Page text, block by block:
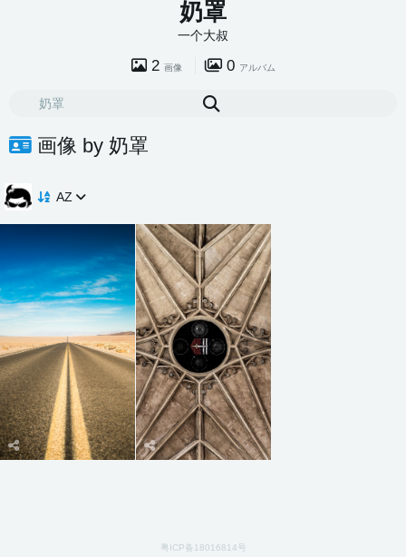
奶罩
一个大叔
2 画像 0 アルバム
画像 by 奶罩
AZ
粤ICP备18016814号